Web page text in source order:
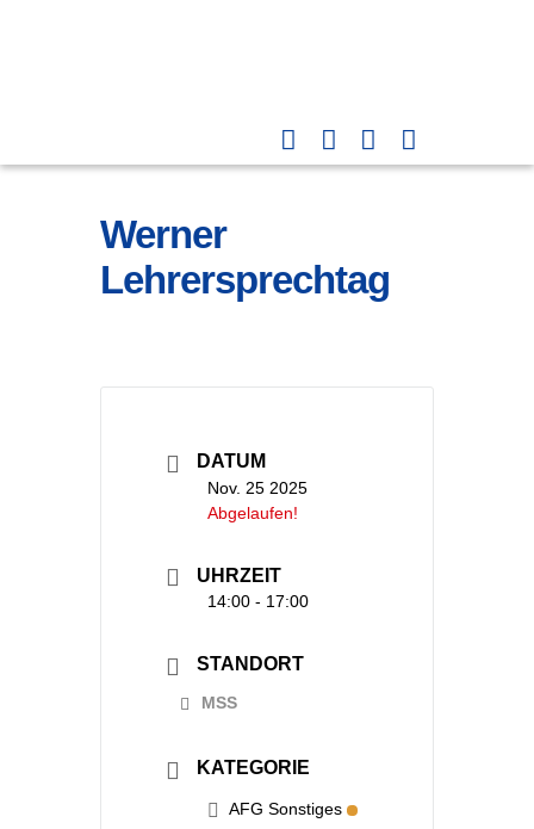
Werner
Lehrersprechtag
DATUM
Nov. 25 2025
Abgelaufen!
UHRZEIT
14:00 - 17:00
STANDORT
MSS
KATEGORIE
AFG Sonstiges